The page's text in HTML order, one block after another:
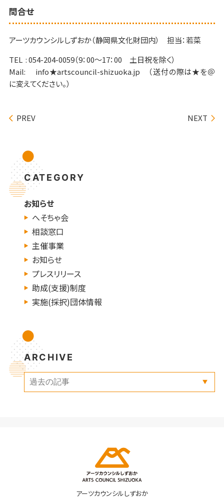
問合せ
アーツカウンシルしずおか（静岡県文化財団内） 担当：若菜
TEL : 054-204-0059（9：00～17：00 土日祝を除く）
Mail: info★artscouncil-shizuoka.jp （送付の際は★を＠
に変えてください。）
NEXT
PREV
CATEGORY
お知らせ
へそちゃ会
相談窓口
主催事業
お知らせ
プレスリリース
助成(支援)制度
実施(採択)団体情報
ARCHIVE
アーツカウンシルしずおか